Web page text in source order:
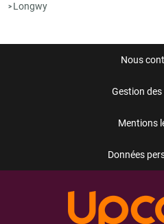
> Longwy
Nous
Gestion
Mentions
Données